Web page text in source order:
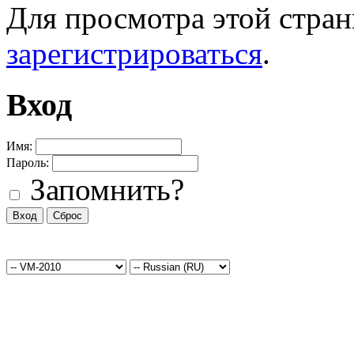
Для просмотра этой
зарегистрироваться.
Вход
Имя:
Пароль:
Запомнить?